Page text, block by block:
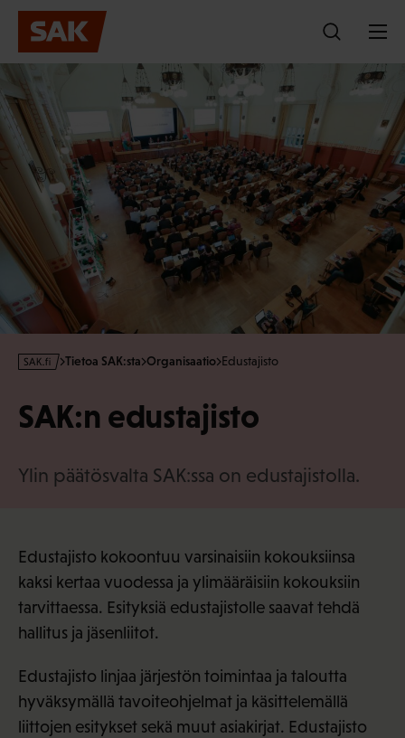
Hyppää
sisältöön
·
Tietoa SAK:sta Organisaatio Edustajisto
SAK:n edustajisto
Ylin päätösvalta SAK:ssa on edustajistolla.
Edustajisto kokoontuu varsinaisiin kokouksiinsa
kaksi kertaa vuodessa ja ylimääräisiin kokouksiin
tarvittaessa. Esityksiä edustajistolle saavat tehdä
hallitus ja jäsenliitot.
Edustajisto linjaa järjestön toimintaa ja taloutta
hyväksymällä tavoiteohjelmat ja käsittelemällä
liittojen esitykset sekä muut asiakirjat. Edustajisto